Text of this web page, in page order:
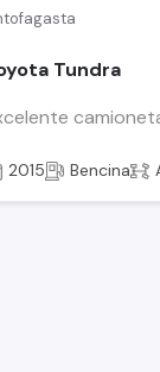
Tundra
2015 Bencina